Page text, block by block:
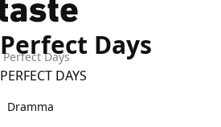
Perfect Days
Perfect Days
PERFECT DAYS
Dramma